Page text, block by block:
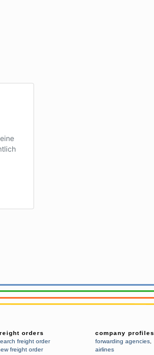
orders
freight order
freight order
company profiles
forwarding agencies
airlines